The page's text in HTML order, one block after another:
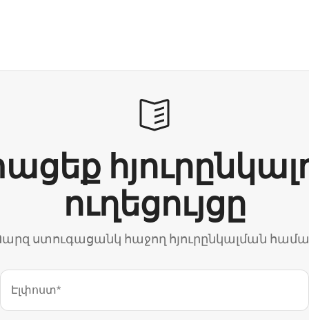
ուղեցույցը
ստուգացանկ հաջող հյուրընկալման
Էլփոստ*